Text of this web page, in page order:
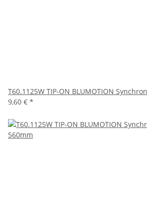
T60.1125W TIP-ON BLUMOTION
9,60 € *